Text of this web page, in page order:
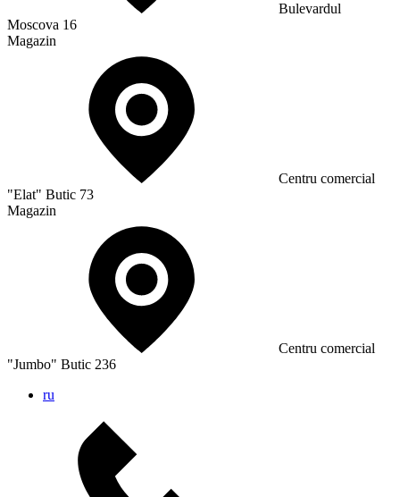
Bulevardul
Moscova 16
Magazin
Сentru comercial
"Elat" Butic 73
Magazin
Сentru comercial
"Jumbo" Butic 236
ru